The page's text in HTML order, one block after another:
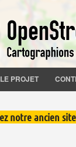
LE PROJET
notre ancien